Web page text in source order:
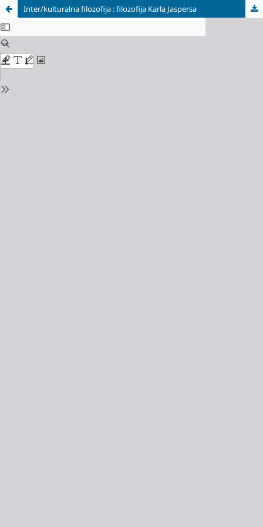
Inter/kulturalna filozofija : filozofija Karla Jaspersa